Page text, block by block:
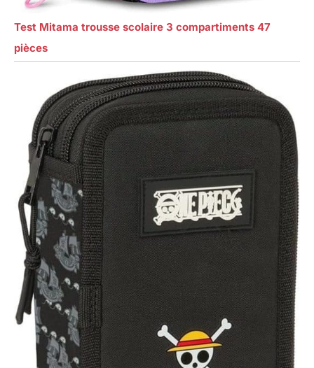
Test Mitama trousse scolaire 3 compartiments 47
pièces